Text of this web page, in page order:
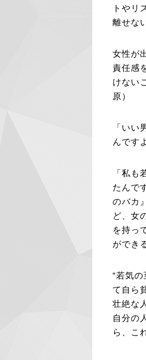
トやリ
離せな
女性が
責任感
けない
原）
「い
んです
「私
たんで
のバカ
ど、女
を持っ
ができ
“若気
て自ら
壮絶な
自分の
ら、こ